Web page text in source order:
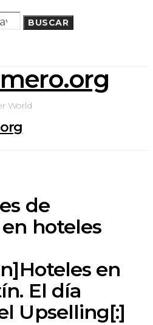
BUSCAR
World
de
hoteles
en
El día
Upselling[:]